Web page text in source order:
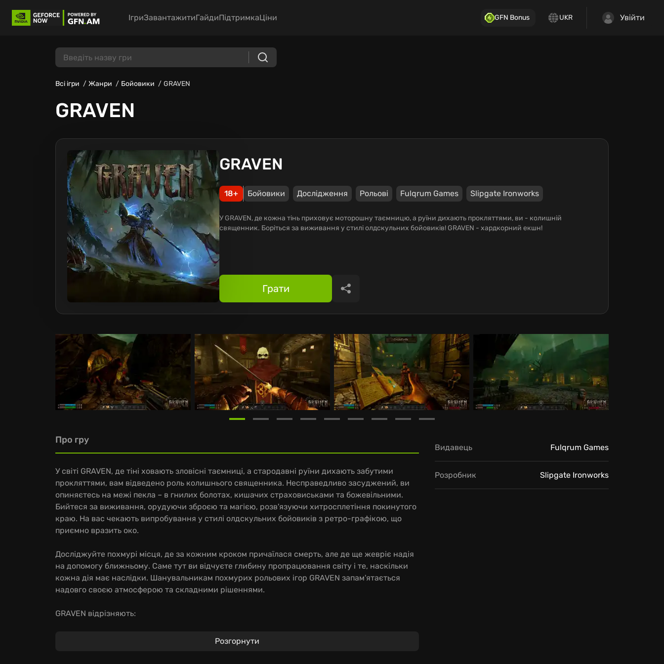
ІгриЗавантажитиГайдиПідтримкаЦіни GFN Bonus UKR Увійти
Всі ігри Жанри Бойовики GRAVEN
GRAVEN
GRAVEN
18+ Бойовики Дослідження Рольові Fulqrum Games Slipgate Ironworks
У GRAVEN, де кожна тінь приховує моторошну таємницю, а руїни дихають прокляттями, ви - колишній
священник. Боріться за виживання у стилі олдскульних бойовиків! GRAVEN - хардкорний екшн!
Грати Поділитися
Про гру
У світі GRAVEN, де тіні ховають зловісні таємниці, а стародавні руїни дихають забутими
прокляттями, вам відведено роль колишнього священника. Несправедливо засуджений, ви
опиняєтесь на межі пекла – в гнилих болотах, кишачих страховиськами та божевільними.
Бийтеся за виживання, орудуючи зброєю та магією, розв'язуючи хитросплетіння покинутого
краю. На вас чекають випробування у стилі олдскульних бойовиків з ретро-графікою, що
приємно вразить око.
Досліджуйте похмурі місця, де за кожним кроком причаїлася смерть, але де ще жевріє надія
на допомогу ближньому. Саме тут ви відчуєте глибину пропрацювання світу і те, наскільки
кожна дія має наслідки. Шанувальникам похмурих рольових ігор GRAVEN запам'ятається
надовго своєю атмосферою та складними рішеннями.
GRAVEN відрізняють:
Впізнаваний стиль персонажів від легендарного Чака Джонса (Duke Nukem 3D, Half-Life).
Розгорнути
Видавець Fulqrum Games
Розробник Slipgate Ironworks